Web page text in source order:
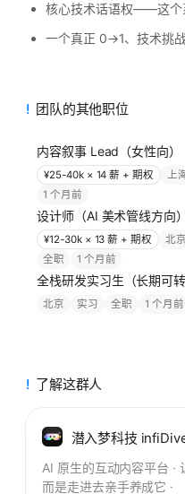
核心技术话语权——这个
一个真正 0→1、技术挑
团队的其他职位
内容叙事 Lead（女性向）
¥25-40k × 14 薪 + 期权 上
1 个月前
设计师（AI 美术管线方向）
¥12-30k × 13 薪 + 期权 北京
全职
1 个月前
全栈研发实习生（长期可转
北京 实习 全职 1 个月前
了解这群人
潜入梦科技
AI 原生的互动内容平台 ·
而是走进去亲手养成它 ·